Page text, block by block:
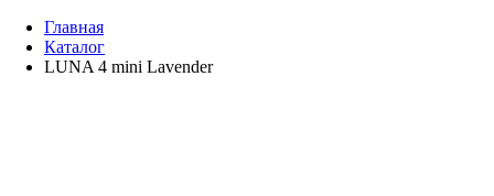
Главная
Каталог
LUNA 4 mini Lavender